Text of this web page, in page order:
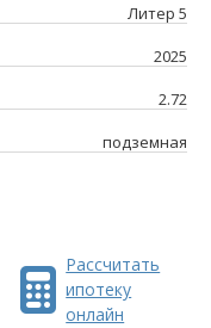
Литер 5
2025
2.72
подземная
Рассчитать
ипотеку
онлайн